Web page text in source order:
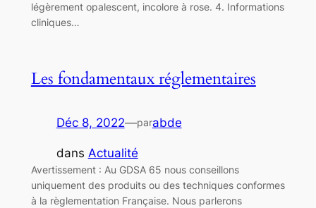
légèrement opalescent, incolore à rose. 4. Informations
cliniques…
Les fondamentaux réglementaires
Déc 8, 2022—parabde
dans Actualité
Avertissement : Au GDSA 65 nous conseillons
uniquement des produits ou des techniques conformes
à la règlementation Française. Nous parlerons